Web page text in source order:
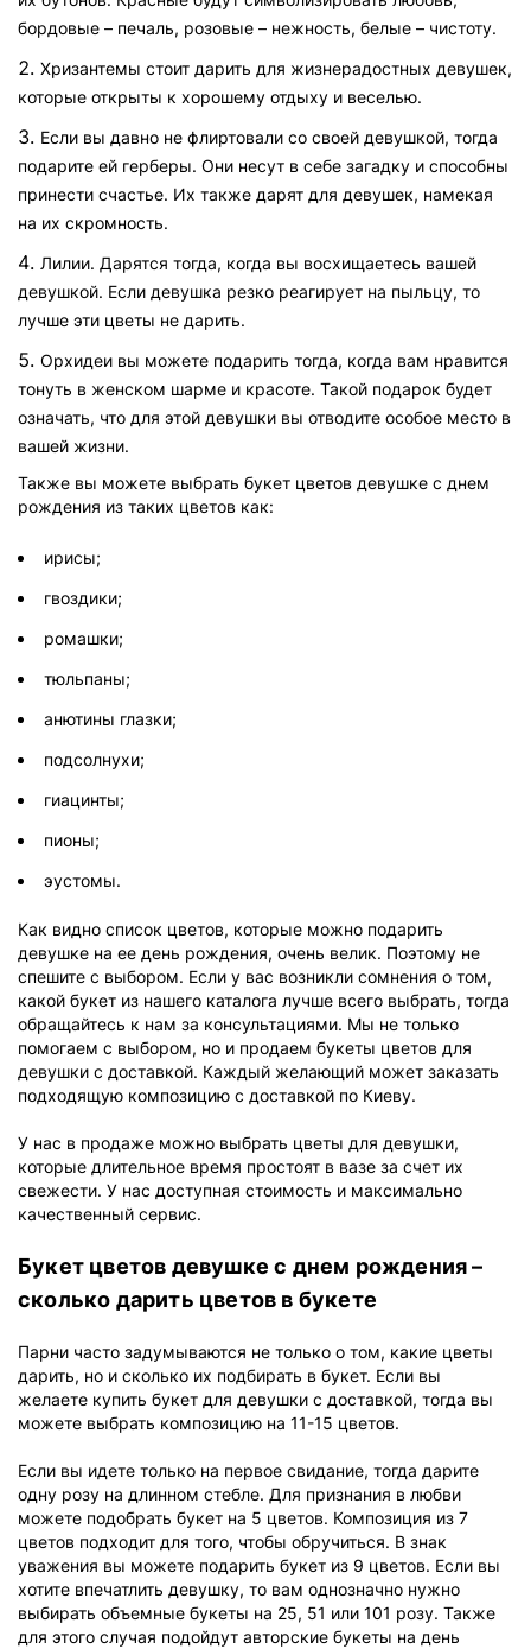
бордовые – печаль, розовые – нежность, белые – чистоту.
Хризантемы стоит дарить для жизнерадостных девушек,
которые открыты к хорошему отдыху и веселью.
Если вы давно не флиртовали со своей девушкой, тогда
подарите ей герберы. Они несут в себе загадку и способны
принести счастье. Их также дарят для девушек, намекая
на их скромность.
Лилии. Дарятся тогда, когда вы восхищаетесь вашей
девушкой. Если девушка резко реагирует на пыльцу, то
лучше эти цветы не дарить.
Орхидеи вы можете подарить тогда, когда вам нравится
тонуть в женском шарме и красоте. Такой подарок будет
означать, что для этой девушки вы отводите особое место в
вашей жизни.
Также вы можете выбрать букет цветов девушке с днем
рождения из таких цветов как:
ирисы;
гвоздики;
ромашки;
тюльпаны;
анютины глазки;
подсолнухи;
гиацинты;
пионы;
эустомы.
Как видно список цветов, которые можно подарить
девушке на ее день рождения, очень велик. Поэтому не
спешите с выбором. Если у вас возникли сомнения о том,
какой букет из нашего каталога лучше всего выбрать, тогда
обращайтесь к нам за консультациями. Мы не только
помогаем с выбором, но и продаем букеты цветов для
девушки с доставкой. Каждый желающий может заказать
подходящую композицию с доставкой по Киеву.
У нас в продаже можно выбрать цветы для девушки,
которые длительное время простоят в вазе за счет их
свежести. У нас доступная стоимость и максимально
качественный сервис.
Букет цветов девушке с днем рождения –
сколько дарить цветов в букете
Парни часто задумываются не только о том, какие цветы
дарить, но и сколько их подбирать в букет. Если вы
желаете купить букет для девушки с доставкой, тогда вы
можете выбрать композицию на 11-15 цветов.
Если вы идете только на первое свидание, тогда дарите
одну розу на длинном стебле. Для признания в любви
можете подобрать букет на 5 цветов. Композиция из 7
цветов подходит для того, чтобы обручиться. В знак
уважения вы можете подарить букет из 9 цветов. Если вы
хотите впечатлить девушку, то вам однозначно нужно
выбирать объемные букеты на 25, 51 или 101 розу. Также
для этого случая подойдут авторские букеты на день